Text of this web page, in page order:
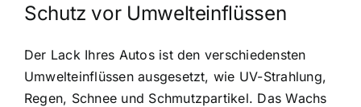
Schutz vor Umwelteinflüssen
Der Lack Ihres Autos ist den verschiedensten
Umwelteinflüssen ausgesetzt, wie UV-Strahlung,
Regen, Schnee und Schmutzpartikel. Das Wachs